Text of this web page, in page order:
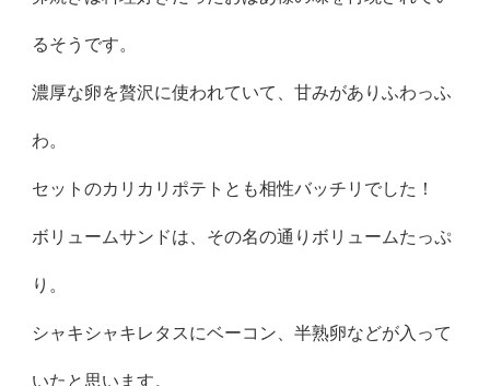
るそうです。
濃厚な卵を贅沢に使われていて、甘みがありふわっふ
わ。
セットのカリカリポテトとも相性バッチリでした！
ボリュームサンドは、その名の通りボリュームたっぷ
り。
シャキシャキレタスにベーコン、半熟卵などが入って
いたと思います。